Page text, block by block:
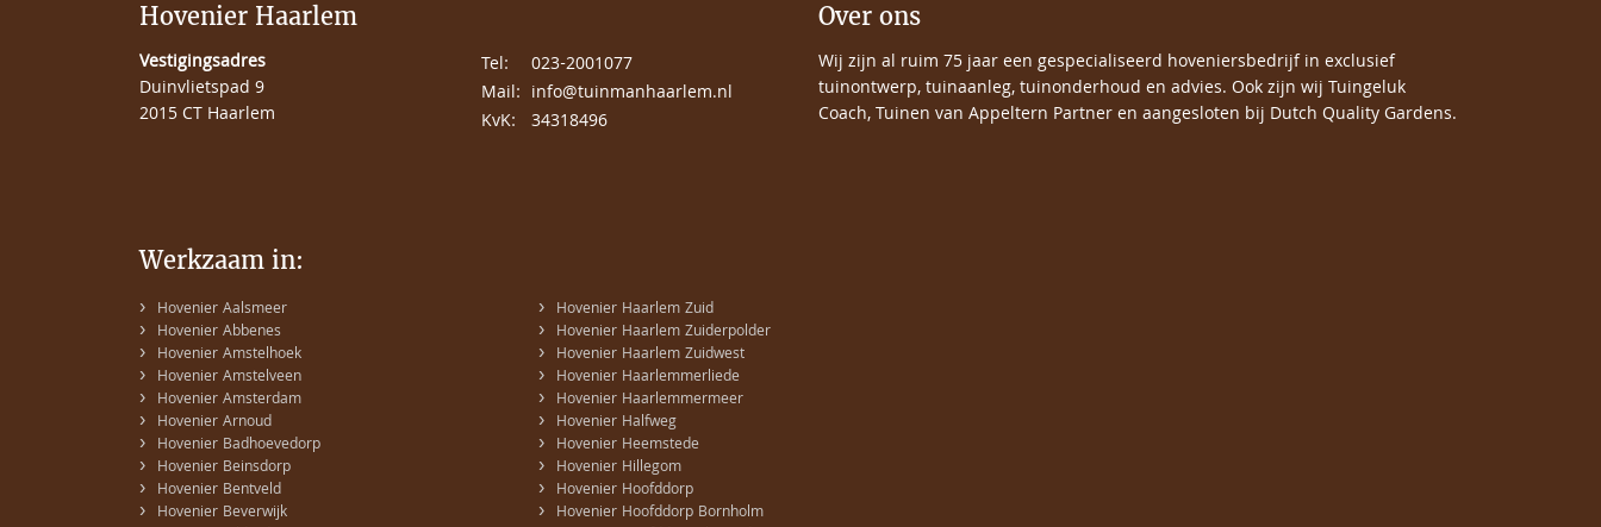
Hovenier Haarlem
Vestigingsadres
Duinvlietspad 9
2015 CT Haarlem
Tel:
023-2001077
Mail: info@tuinmanhaarlem.nl
KvK: 34318496
Over ons
Wij zijn al ruim 75 jaar een gespecialiseerd hoveniersbedrijf in exclusief
tuinontwerp, tuinaanleg, tuinonderhoud en advies. Ook zijn wij Tuingeluk
Coach, Tuinen van Appeltern Partner en aangesloten bij Dutch Quality Gardens.
Werkzaam in:
› Hovenier Aalsmeer
› Hovenier Abbenes
› Hovenier Amstelhoek
› Hovenier Amstelveen
› Hovenier Amsterdam
› Hovenier Arnoud
› Hovenier Badhoevedorp
› Hovenier Beinsdorp
› Hovenier Bentveld
› Hovenier Beverwijk
› Hovenier Haarlem Zuid
› Hovenier Haarlem Zuiderpolder
› Hovenier Haarlem Zuidwest
› Hovenier Haarlemmerliede
› Hovenier Haarlemmermeer
› Hovenier Halfweg
› Hovenier Heemstede
› Hovenier Hillegom
› Hovenier Hoofddorp
› Hovenier Hoofddorp Bornholm